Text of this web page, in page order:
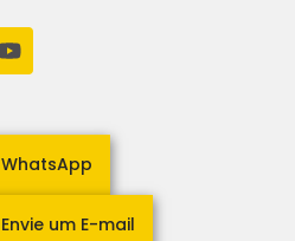
WhatsApp
Envie um E-mail